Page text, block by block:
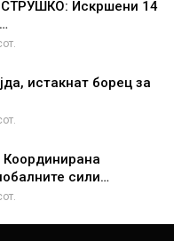
Искршени 14
истакнат борец за
сили…